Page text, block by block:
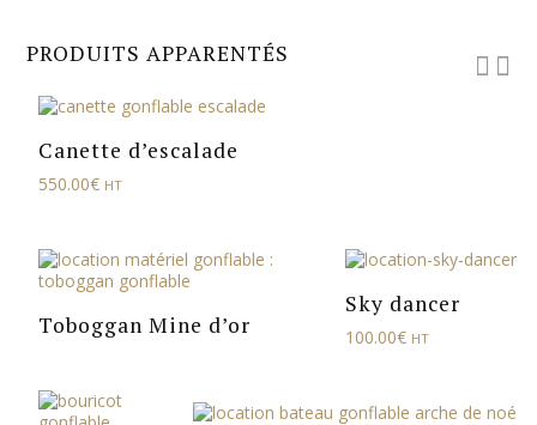
PRODUITS APPARENTÉS
Canette d’escalade
550.00€ HT
Sky dancer
100.00€ HT
Toboggan Mine d’or